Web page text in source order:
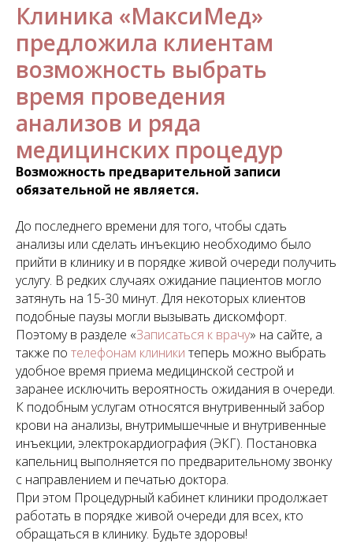
Клиника «МаксиМед»
предложила клиентам
возможность выбрать
время проведения
анализов и ряда
медицинских процедур
Возможность предварительной записи
обязательной не является.
До последнего времени для того, чтобы сдать
анализы или сделать инъекцию необходимо было
прийти в клинику и в порядке живой очереди получить
услугу. В редких случаях ожидание пациентов могло
затянуть на 15-30 минут. Для некоторых клиентов
подобные паузы могли вызывать дискомфорт.
Поэтому в разделе «Записаться к врачу» на сайте, а
также по телефонам клиники теперь можно выбрать
удобное время приема медицинской сестрой и
заранее исключить вероятность ожидания в очереди.
К подобным услугам относятся внутривенный забор
крови на анализы, внутримышечные и внутривенные
инъекции, электрокардиография (ЭКГ). Постановка
капельниц выполняется по предварительному звонку
с направлением и печатью доктора.
При этом Процедурный кабинет клиники продолжает
работать в порядке живой очереди для всех, кто
обращаться в клинику. Будьте здоровы!